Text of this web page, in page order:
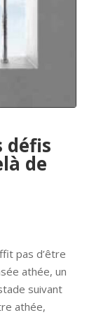
défis
de
pas d’être
athée, un
suivant
athée,